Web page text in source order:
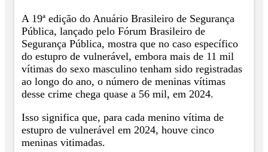
A 19ª edição do Anuário Brasileiro de Segurança
Pública, lançado pelo Fórum Brasileiro de
Segurança Pública, mostra que no caso específico
do estupro de vulnerável, embora mais de 11 mil
vítimas do sexo masculino tenham sido registradas
ao longo do ano, o número de meninas vítimas
desse crime chega quase a 56 mil, em 2024.
Isso significa que, para cada menino vítima de
estupro de vulnerável em 2024, houve cinco
meninas vitimadas.